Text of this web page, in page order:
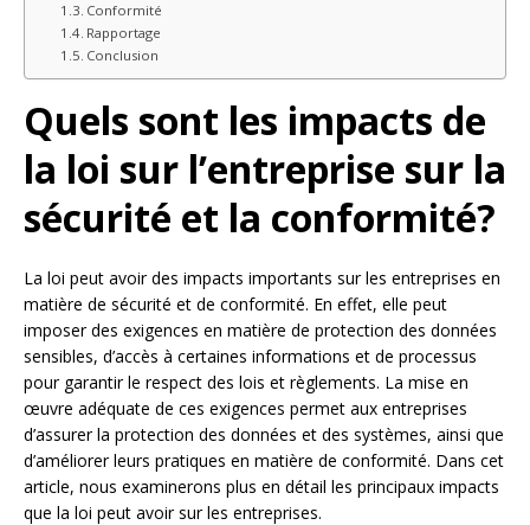
Conformité
Rapportage
Conclusion
Quels sont les impacts de
la loi sur l’entreprise sur la
sécurité et la conformité?
La loi peut avoir des impacts importants sur les entreprises en
matière de sécurité et de conformité. En effet, elle peut
imposer des exigences en matière de protection des données
sensibles, d’accès à certaines informations et de processus
pour garantir le respect des lois et règlements. La mise en
œuvre adéquate de ces exigences permet aux entreprises
d’assurer la protection des données et des systèmes, ainsi que
d’améliorer leurs pratiques en matière de conformité. Dans cet
article, nous examinerons plus en détail les principaux impacts
que la loi peut avoir sur les entreprises.